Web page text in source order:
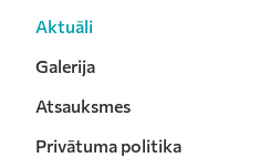
Aktuāli
Galerija
Atsauksmes
Privātuma politika